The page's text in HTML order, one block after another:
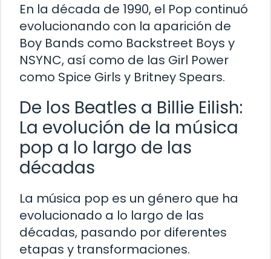
En la década de 1990, el Pop continuó
evolucionando con la aparición de
Boy Bands como Backstreet Boys y
NSYNC, así como de las Girl Power
como Spice Girls y Britney Spears.
De los Beatles a Billie Eilish:
La evolución de la música
pop a lo largo de las
décadas
La música pop es un género que ha
evolucionado a lo largo de las
décadas, pasando por diferentes
etapas y transformaciones.